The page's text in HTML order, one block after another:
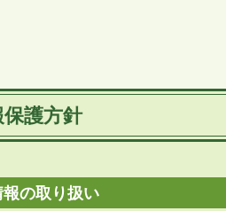
護方針
報の取り扱い